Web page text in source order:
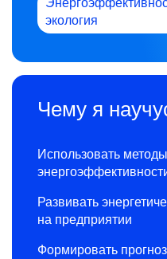
экология
Чему я
Использовать
Развивать
на предприятии
Формировать